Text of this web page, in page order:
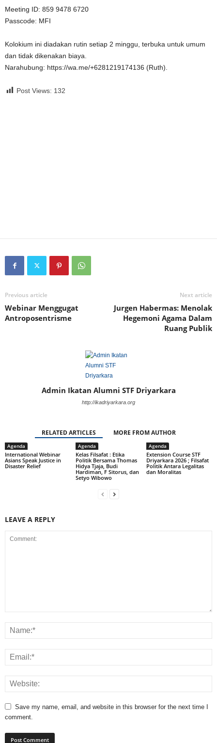
Meeting ID: 859 9478 6720
Passcode: MFI
Kolokium ini diadakan rutin setiap 2 minggu, terbuka untuk umum
dan tidak dikenakan biaya.
Narahubung: https://wa.me/+6281219174136 (Ruth).
Post Views: 132
Previous article
Webinar Menggugat
Antroposentrisme
Next article
Jurgen Habermas: Menolak
Hegemoni Agama Dalam
Ruang Publik
Admin Ikatan Alumni STF Driyarkara
http://ikadriyarkara.org
RELATED ARTICLES MORE FROM AUTHOR
Agenda
International Webinar
Asians Speak Justice in
Disaster Relief
Agenda
Kelas Filsafat : Etika
Politik Bersama Thomas
Hidya Tjaja, Budi
Hardiman, F Sitorus, dan
Setyo Wibowo
Agenda
Extension Course STF
Driyarkara 2026 ; Filsafat
Politik Antara Legalitas
dan Moralitas
LEAVE A REPLY
Save my name, email, and website in this browser for the next time I
comment.